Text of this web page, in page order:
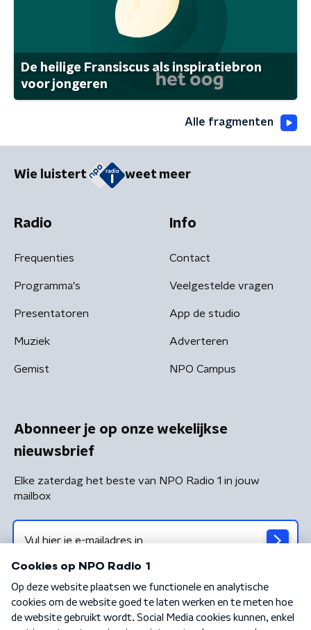
De heilige Fransiscus als inspiratiebron
voor jongeren
Alle fragmenten
Wie luistert weet meer
Radio
Frequenties
Programma's
Presentatoren
Muziek
Gemist
Info
Contact
Veelgestelde vragen
App de studio
Adverteren
NPO Campus
Abonneer je op onze wekelijkse
nieuwsbrief
Elke zaterdag het beste van NPO Radio 1 in jouw
mailbox
Algemene voorwaarden